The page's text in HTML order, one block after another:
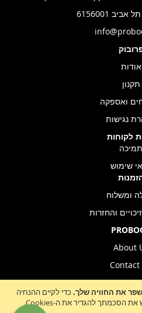
כדי לקיים ההנחיה
אודות
תקנון
ואספקה
נגישות
לקוחות
תמיכה
שימוש
ומשלוח
והחזרות
About
Contact
Store